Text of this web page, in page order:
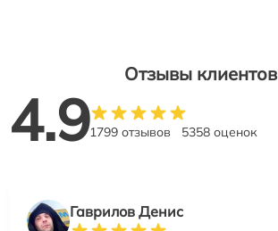
Отзывы клиентов
4.91799 отзывов 5358 оценок
Гаврилов Денис